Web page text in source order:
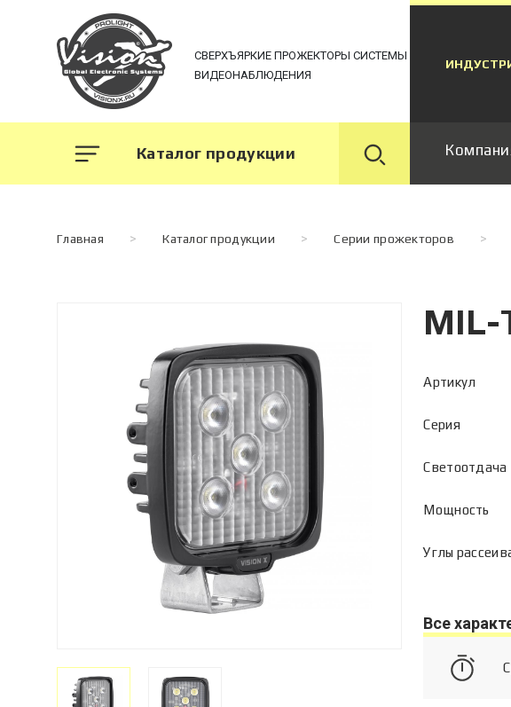
СВЕРХЪЯРКИЕ ПРОЖЕКТОРЫ СИСТЕМЫ
ВИДЕОНАБЛЮДЕНИЯ
Каталог продукции
Главная > Каталог продукции > Серии прожекторов >
MIL-
Артикул
Серия
Светоотдача
Мощность
Углы
Все